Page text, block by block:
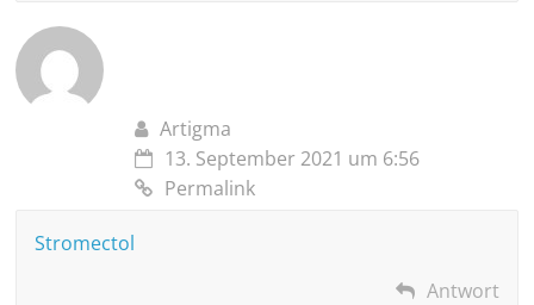
Artigma
13. September 2021 um 6:56
Permalink
Stromectol
Antwort